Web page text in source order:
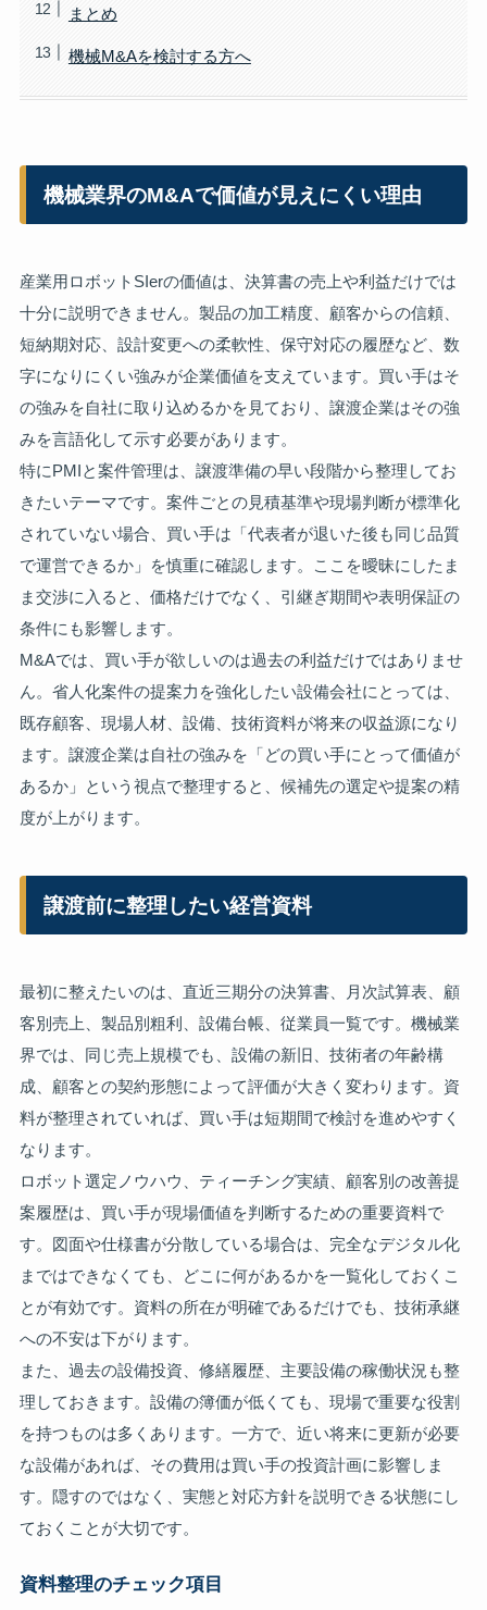
まとめ
機械M&Aを検討する方へ
機械業界のM&Aで価値が見えにくい理由
産業用ロボットSIerの価値は、決算書の売上や利益だけでは
十分に説明できません。製品の加工精度、顧客からの信頼、
短納期対応、設計変更への柔軟性、保守対応の履歴など、数
字になりにくい強みが企業価値を支えています。買い手はそ
の強みを自社に取り込めるかを見ており、譲渡企業はその強
みを言語化して示す必要があります。
特にPMIと案件管理は、譲渡準備の早い段階から整理してお
きたいテーマです。案件ごとの見積基準や現場判断が標準化
されていない場合、買い手は「代表者が退いた後も同じ品質
で運営できるか」を慎重に確認します。ここを曖昧にしたま
ま交渉に入ると、価格だけでなく、引継ぎ期間や表明保証の
条件にも影響します。
M&Aでは、買い手が欲しいのは過去の利益だけではありませ
ん。省人化案件の提案力を強化したい設備会社にとっては、
既存顧客、現場人材、設備、技術資料が将来の収益源になり
ます。譲渡企業は自社の強みを「どの買い手にとって価値が
あるか」という視点で整理すると、候補先の選定や提案の精
度が上がります。
譲渡前に整理したい経営資料
最初に整えたいのは、直近三期分の決算書、月次試算表、顧
客別売上、製品別粗利、設備台帳、従業員一覧です。機械業
界では、同じ売上規模でも、設備の新旧、技術者の年齢構
成、顧客との契約形態によって評価が大きく変わります。資
料が整理されていれば、買い手は短期間で検討を進めやすく
なります。
ロボット選定ノウハウ、ティーチング実績、顧客別の改善提
案履歴は、買い手が現場価値を判断するための重要資料で
す。図面や仕様書が分散している場合は、完全なデジタル化
まではできなくても、どこに何があるかを一覧化しておくこ
とが有効です。資料の所在が明確であるだけでも、技術承継
への不安は下がります。
また、過去の設備投資、修繕履歴、主要設備の稼働状況も整
理しておきます。設備の簿価が低くても、現場で重要な役割
を持つものは多くあります。一方で、近い将来に更新が必要
な設備があれば、その費用は買い手の投資計画に影響しま
す。隠すのではなく、実態と対応方針を説明できる状態にし
ておくことが大切です。
資料整理のチェック項目